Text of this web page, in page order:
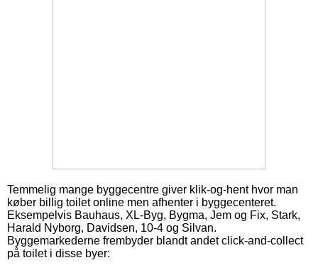
Temmelig mange byggecentre giver klik-og-hent hvor man
køber billig toilet online men afhenter i byggecenteret.
Eksempelvis Bauhaus, XL-Byg, Bygma, Jem og Fix, Stark,
Harald Nyborg, Davidsen, 10-4 og Silvan.
Byggemarkederne frembyder blandt andet click-and-collect
på toilet i disse byer: